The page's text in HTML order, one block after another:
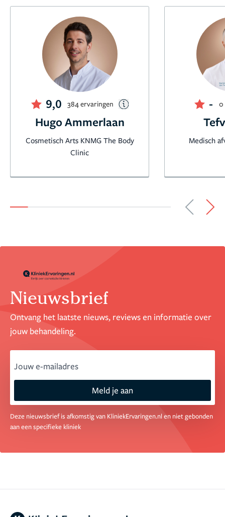
9,0 384 ervaringen
Hugo Ammerlaan
Cosmetisch Arts KNMG The Body
Clinic
- 0
Medisch
Nieuwsbrief
Ontvang het laatste nieuws, reviews en informatie over
jouw behandeling.
Meld je aan
Deze nieuwsbrief is afkomstig van KliniekErvaringen.nl en niet gebonden
aan een specifieke kliniek